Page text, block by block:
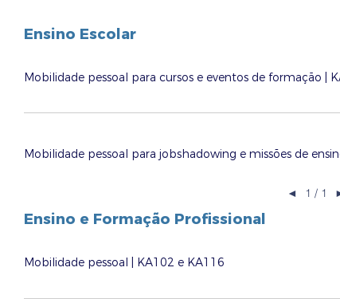
Ensino Escolar
Mobilidade pessoal para cursos e eventos de formação |
Mobilidade pessoal para jobshadowing e missões de
◄ 1 / 1
Ensino e Formação Profissional
Mobilidade pessoal | KA102 e KA116